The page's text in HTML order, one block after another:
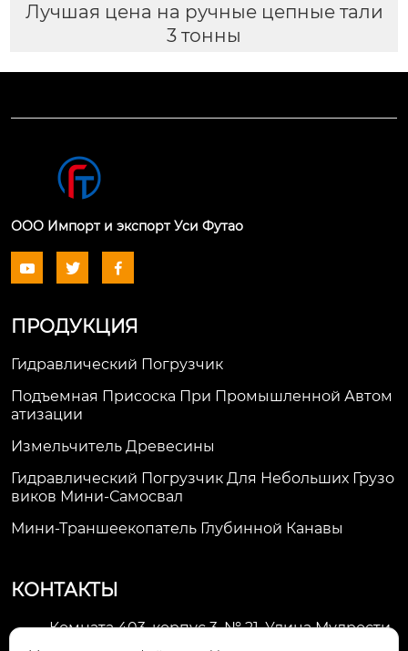
Лучшая цена на ручные цепные тали
3 тонны
ООО Импорт и экспорт Уси Футао
  
ПРОДУКЦИЯ
Гидравлический Погрузчик
Подъемная Присоска При Промышленной Автом
Атизации
Измельчитель Древесины
Гидравлический Погрузчик Для Небольших Грузо
Виков Мини-Самосвал
Мини-Траншеекопатель Глубинной Канавы
КОНТАКТЫ
Комната 403, корпус 3, № 21, Улица Мудрости,
Зона экономического развития Хуэйшань,